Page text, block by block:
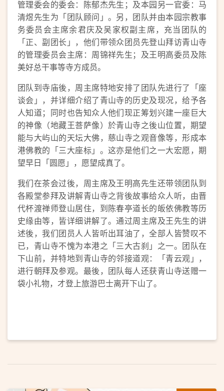
管理委会的委会：陈郁杰先生；及本园另一官委：马
清煜先生为「团队顾问」。另，团队并由本园宗教事
务委员会主席余君庆及吴家权副主席，充当团队的
「正、副团长」，他们带领众团员先登山拜访青山寺
的管理委员会主席：周锦祥先生；及王明高委员及陈
美好总干事等寺方成员。
团队到寺庙後，周主席特地安排了团队先进行了「座
谈会」，并详细介绍了青山寺的历史及现况，给予各
人知道；同时也告知众人他们现正筹划兴建一座巨大
的神像（地藏王菩萨像）於青山寺之後山位置，期望
能与大屿山的天坛大佛，慈山寺之观音像等，形成本
港佛教的「三大座标」。这亦是他们之一大宏愿，期
望早日「圆愿」，愿望成真了。
我们在茶会过後，周主席及王明高先生还带领团队到
各殿堂参拜及讲解青山寺之背後故事给众人听，由晋
代杯渡禅师登山居住，到陈春亭道长的皈依佛教等历
史缘由等，皆详细讲解了。通过周主席及王先生的讲
述後，我们团员人人皆听出耳油了，全部人皆赞叹不
已，青山寺不愧为本港之「三大古刹」之一。团队在
下山前，并特地到青山寺的邻接道观：「青云观」，
进行朝拜及参观。最後，团队每人还获青山寺送赠一
袋小礼物，才登上旅游巴士离开下山了。